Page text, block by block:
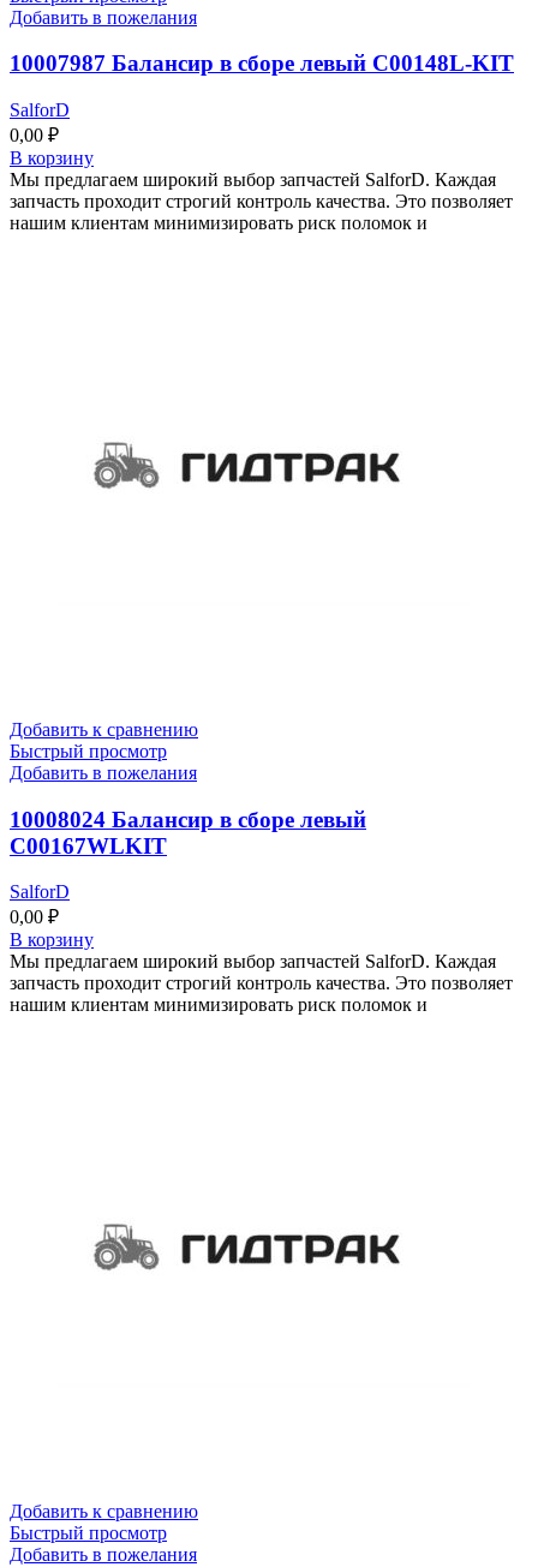
Добавить в пожелания
10007987 Балансир в сборе левый C00148L-KIT
SalforD
0,00 ₽
В корзину
Мы предлагаем широкий выбор запчастей SalforD. Каждая
запчасть проходит строгий контроль качества. Это позволяет
нашим клиентам минимизировать риск поломок и
Добавить к сравнению
Быстрый просмотр
Добавить в пожелания
10008024 Балансир в сборе левый
C00167WLKIT
SalforD
0,00 ₽
В корзину
Мы предлагаем широкий выбор запчастей SalforD. Каждая
запчасть проходит строгий контроль качества. Это позволяет
нашим клиентам минимизировать риск поломок и
Добавить к сравнению
Быстрый просмотр
Добавить в пожелания